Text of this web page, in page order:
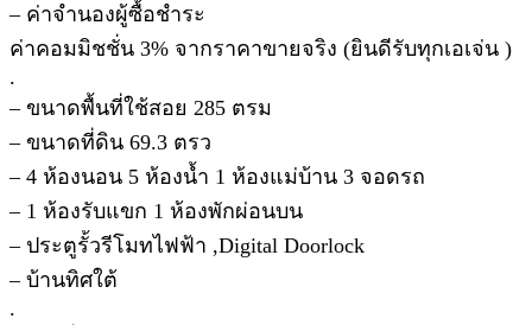
– ค่าจำนองผู้ซื้อชำระ
ค่าคอมมิชชั่น 3% จากราคาขายจริง (ยินดีรับทุกเอเจ่น )
.
– ขนาดพื้นที่ใช้สอย 285 ตรม
– ขนาดที่ดิน 69.3 ตรว
– 4 ห้องนอน 5 ห้องน้ำ 1 ห้องแม่บ้าน 3 จอดรถ
– 1 ห้องรับแขก 1 ห้องพักผ่อนบน
– ประตูรั้วรีโมทไฟฟ้า ,Digital Doorlock
– บ้านทิศใต้
.